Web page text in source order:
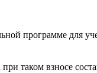
программе для
таком взносе